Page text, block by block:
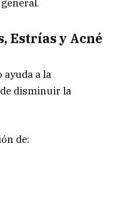
Estrías y Acné
ayuda a la
disminuir la
de: